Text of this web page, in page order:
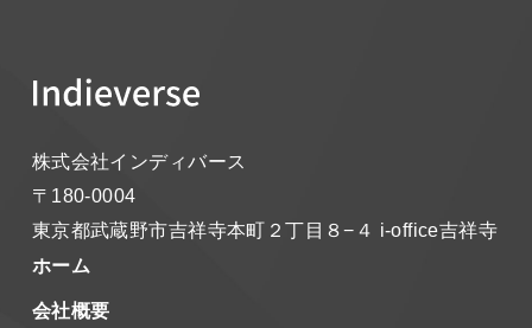
株式会社インディバース
〒180-0004
東京都武蔵野市吉祥寺本町２丁目８−４ i-office吉祥寺
ホーム
会社概要